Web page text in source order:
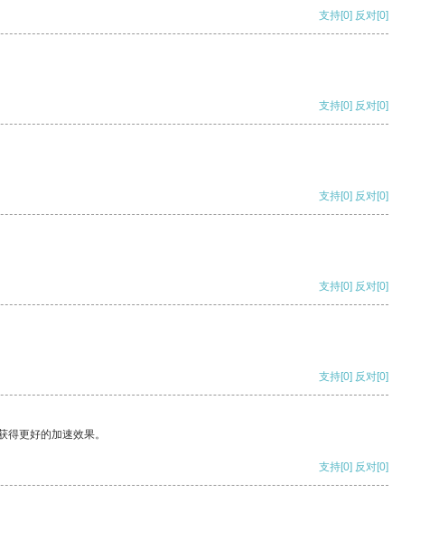
支持[0] 反对[0]
支持[0] 反对[0]
支持[0] 反对[0]
支持[0] 反对[0]
支持[0] 反对[0]
更好的加速效果。
支持[0] 反对[0]